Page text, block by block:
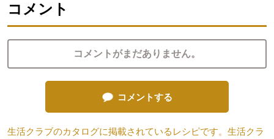
コメント
コメントがまだありません。
コメントする
生活クラブのカタログに掲載されているレシピです。生活クラ